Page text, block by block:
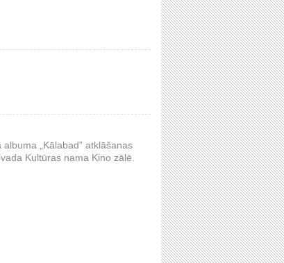
„Kālabad” atklāšanas
Kultūras nama Kino zālē.